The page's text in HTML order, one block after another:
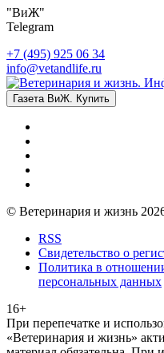
"ВиЖ"
Telegram
+7 (495) 925 06 34
info@vetandlife.ru
Газета ВиЖ. Купить
© Ветеринария и жизнь
RSS
Свидетельство о
Политика в
персональных данных
16+
При перепечатке и
«Ветеринария и жизнь»